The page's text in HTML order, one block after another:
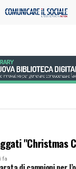
"Christmas
fa